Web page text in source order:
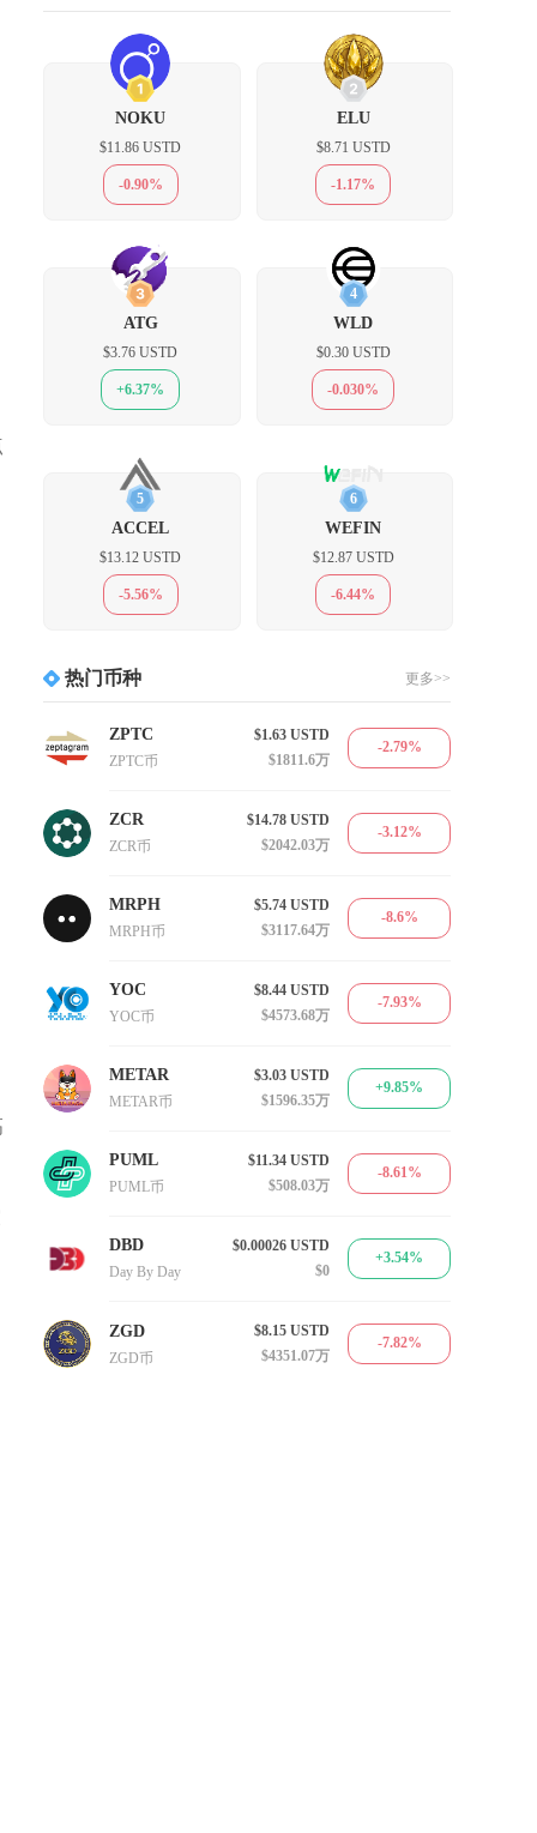
1
NOKU
$11.86 USTD
-0.90%
2
ELU
$8.71 USTD
-1.17%
3
ATG
$3.76 USTD
+6.37%
4
WLD
$0.30 USTD
-0.030%
5
ACCEL
$13.12 USTD
-5.56%
6
WEFIN
$12.87 USTD
-6.44%
热门币种 更多>>
ZPTC
ZPTC币
$1.63 USTD
$1811.6万
-2.79%
ZCR
ZCR币
$14.78 USTD
$2042.03万
-3.12%
MRPH
MRPH币
$5.74 USTD
$3117.64万
-8.6%
YOC
YOC币
$8.44 USTD
$4573.68万
-7.93%
METAR
METAR币
$3.03 USTD
$1596.35万
+9.85%
PUML
PUML币
$11.34 USTD
$508.03万
-8.61%
DBD
Day By Day
$0.00026 USTD
$0
+3.54%
ZGD
ZGD币
$8.15 USTD
$4351.07万
-7.82%